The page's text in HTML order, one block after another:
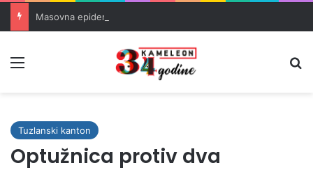
Tuzlanski kanton
Optužnica protiv dva